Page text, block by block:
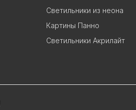
Светильники из неона
Картины Панно
Светильники Акрилайт